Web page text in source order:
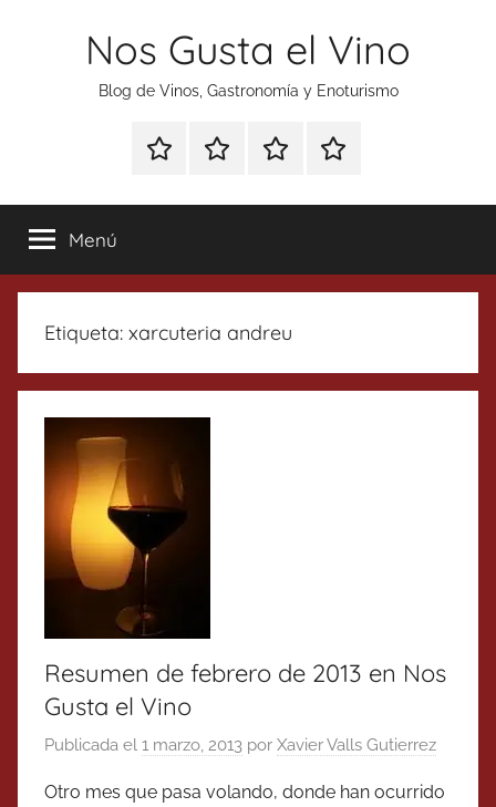
Nos Gusta el Vino
Blog de Vinos, Gastronomía y Enoturismo
Especial
Tonics
Enoturismo
Gastronomía
RankingContacto
Menú
Etiqueta: xarcuteria andreu
Resumen de febrero de 2013 en Nos
Gusta el Vino
Publicada el 1 marzo, 2013 por Xavier Valls Gutierrez
Otro mes que pasa volando, donde han ocurrido